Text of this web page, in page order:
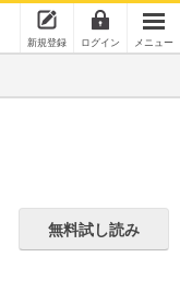
新規登録 ログイン メニュー
無料試し読み